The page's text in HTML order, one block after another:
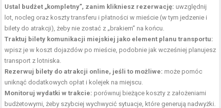
Ustal budżet „kompletny”, zanim klikniesz rezerwację: uwzględnij
lot, nocleg oraz koszty transferu i płatności w mieście (w tym jedzenie i
bilety do atrakcji), żeby nie zostać z „brakiem” na końcu.
Traktuj bilety komunikacji miejskiej jako element planu transportu:
wpisz je w koszt dojazdów po mieście, podobnie jak wcześniej planujesz
transport z lotniska.
Rezerwuj bilety do atrakcji online, jeśli to możliwe: może pomóc
uniknąć dodatkowych opłat i kolejek na miejscu.
Monitoruj wydatki w trakcie: porównuj bieżące koszty z założeniami
budżetowymi, żeby szybciej wychwycić sytuacje, które generują nadwyżki.